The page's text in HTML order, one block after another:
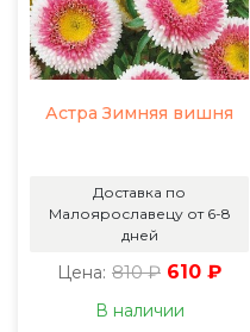
Астра Зимняя вишня
Доставка по
Малоярославецу от 6-8
дней
Цена: 810 ₽ 610 ₽
В наличии